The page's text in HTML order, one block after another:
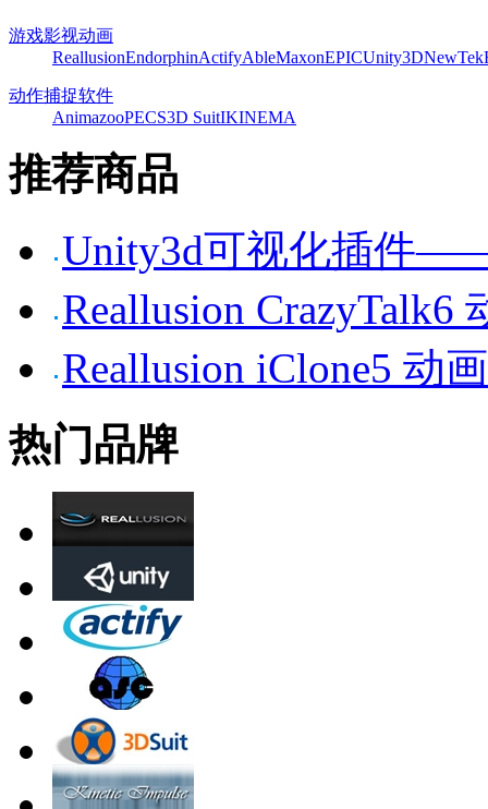
游戏影视动画
ReallusionEndorphinActifyAbleMaxonEPICUnity3DNewTek
动作捕捉软件
AnimazooPECS3D SuitIKINEMA
推荐商品
Unity3d可视化插件
Reallusion CrazyTalk6
Reallusion iClone5 动
热门品牌